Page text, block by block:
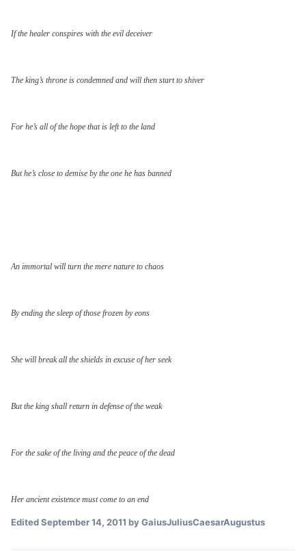
If the healer conspires with the evil deceiver
The king’s throne is condemned and will then start to shiver
For he’s all of the hope that is left to the land
But he’s close to demise by the one he has banned
An immortal will turn the mere nature to chaos
By ending the sleep of those frozen by eons
She will break all the shields in excuse of her seek
But the king shall return in defense of the weak
For the sake of the living and the peace of the dead
Her ancient existence must come to an end
EditedSeptember 14, 2011 by GaiusJuliusCaesarAugustus